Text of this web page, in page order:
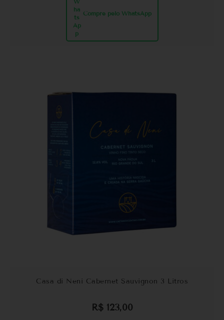
Compre pelo WhatsApp
Casa di Neni Cabernet Sauvignon 3 Litros
R$123,00